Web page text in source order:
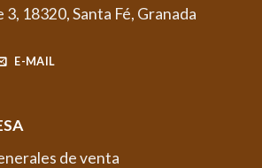
18320, Santa Fé, Granada
E-MAIL
de venta